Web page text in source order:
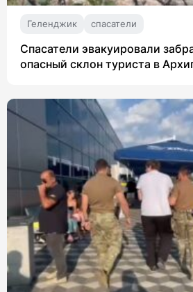
Геленджик спасатели
Спасатели эвакуировали
опасный склон туриста в